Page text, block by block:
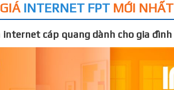
INTERNET FPT MỚI NHẤT
internet cáp quang dành cho gia đình